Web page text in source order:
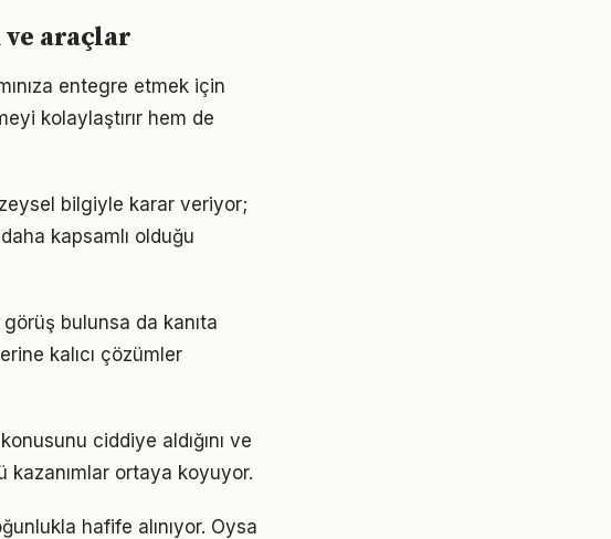
araçlar
entegre etmek için
kolaylaştırır hem de
bilgiyle karar veriyor;
kapsamlı olduğu
bulunsa da kanıta
kalıcı çözümler
ciddiye aldığını ve
kazanımlar ortaya koyuyor.
hafife alınıyor. Oysa